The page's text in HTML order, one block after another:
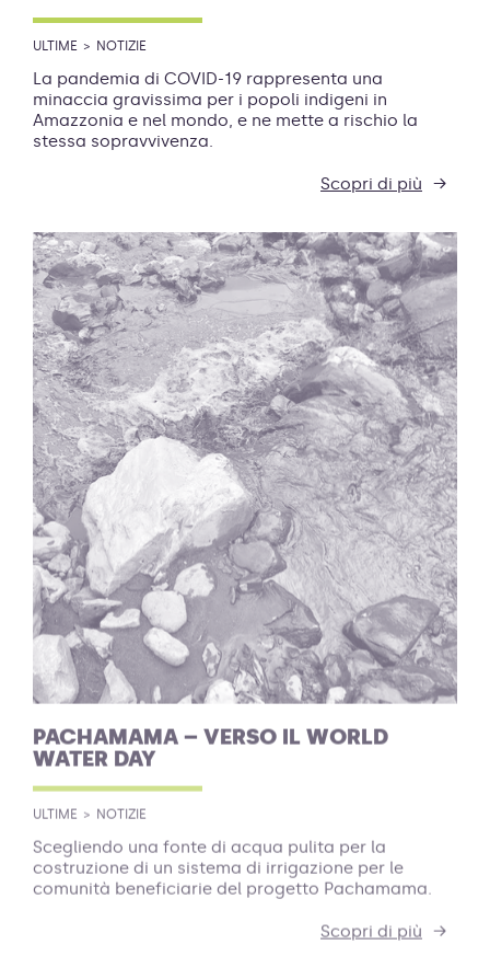
ULTIME NOTIZIE
La pandemia di COVID-19 rappresenta una
minaccia gravissima per i popoli indigeni in
Amazzonia e nel mondo, e ne mette a rischio la
stessa sopravvivenza.
Scopri di più
PACHAMAMA – VERSO IL WORLD
WATER DAY
ULTIME NOTIZIE
Scegliendo una fonte di acqua pulita per la
costruzione di un sistema di irrigazione per le
comunità beneficiarie del progetto Pachamama.
Scopri di più